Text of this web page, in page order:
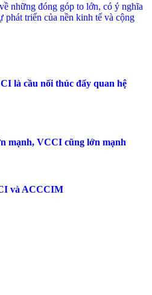
những đóng góp to lớn, có ý nghĩa
phát triển của nền kinh tế và cộng
là cầu nối thúc đẩy quan hệ
mạnh, VCCI cũng lớn mạnh
và ACCCIM